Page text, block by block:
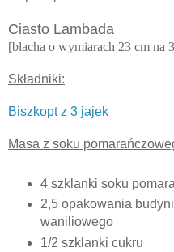
Ciasto Lambada
[blacha o wymiarach 23 cm na
Składniki:
Biszkopt z 3 jajek
Masa z soku
4 szklanki soku
2,5 opakowania
waniliowego
1/2 szklanki cukru